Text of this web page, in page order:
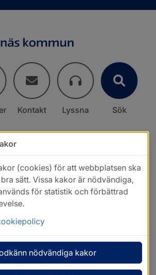
Kontakt Lyssna Sök
(cookies) för att webbplatsen ska
sätt. Vissa kakor är nödvändiga,
för statistik och förbättrad
nödvändiga kakor